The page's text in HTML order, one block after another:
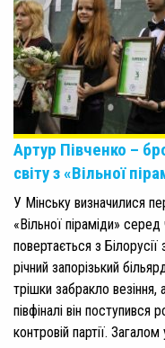
Артур Півченко –
світу з «Вільної
У Мінську визначилися
«Вільної піраміди» серед
повертається з
річний запорізький
трішки забракло
півфіналі він
контровій партії.